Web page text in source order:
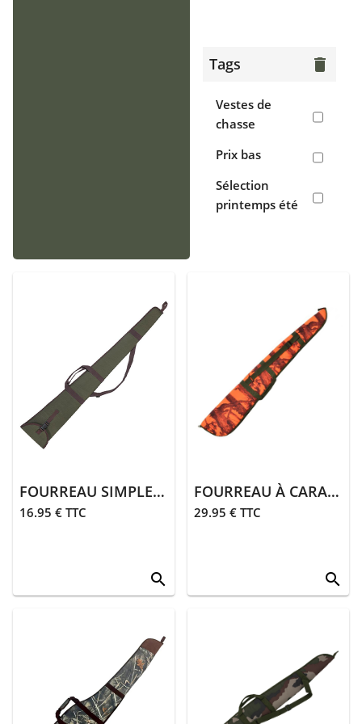
Chaussants
> Chaussures
crocs
tours de cou
> Gants
> Guêtres,
chaussettes
> Divers
Équipements
Équipements
divers
Tags delete
Vestes de
chasse
Prix bas
Sélection
printemps été
FOURREAU SIMPLE OUVERTURE HAUT | KAKI
16.95 € TTC
search
FOURREAU À CARABINE | GHOSTCAMO BLAZE & BLACK
29.95 € TTC
search